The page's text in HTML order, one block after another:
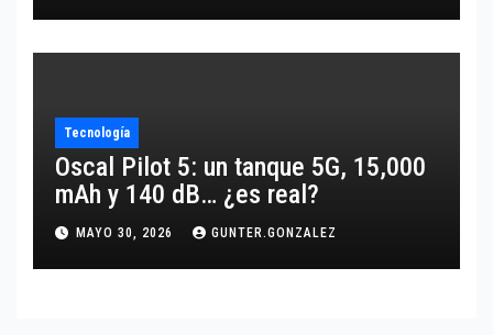
Tecnología
Oscal Pilot 5: un tanque 5G, 15,000
mAh y 140 dB… ¿es real?
MAYO 30, 2026 GUNTER.GONZALEZ